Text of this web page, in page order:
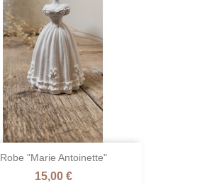
Robe "Marie Antoinette"
Prix
15,00 €